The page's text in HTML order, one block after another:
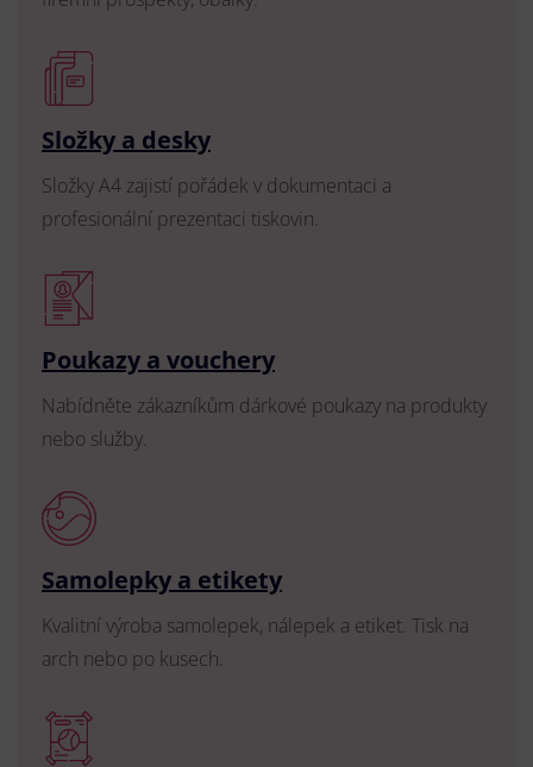
Složky a desky
Složky A4 zajistí pořádek v dokumentaci a
profesionální prezentaci tiskovin.
Poukazy a vouchery
Nabídněte zákazníkům dárkové poukazy na produkty
nebo služby.
Samolepky a etikety
Kvalitní výroba samolepek, nálepek a etiket. Tisk na
arch nebo po kusech.